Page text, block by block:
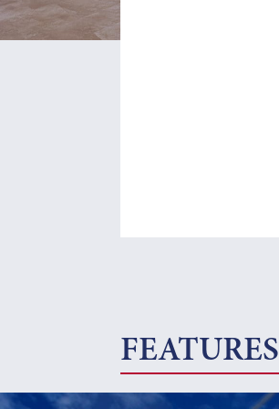
FEATURES